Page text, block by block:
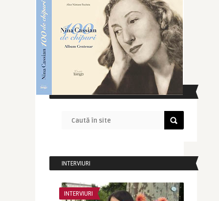
CAUTĂ ÎN SITE
INTERVIURI
INTERVIURI